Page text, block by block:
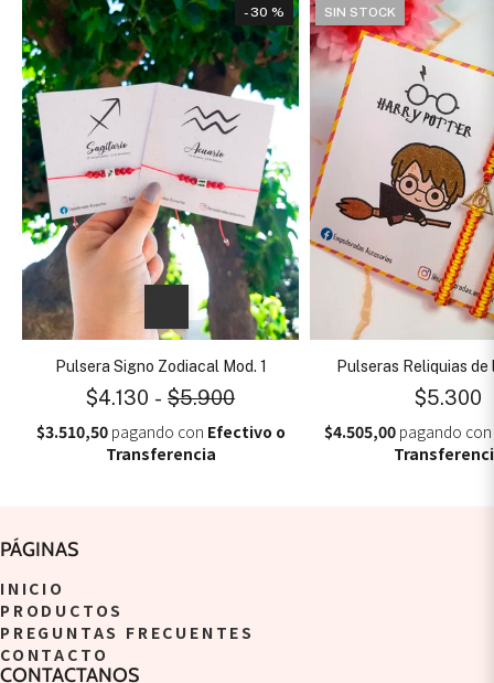
- 30 %
Pulsera Signo Zodiacal Mod. 1
$4.130 - $5.900
$3.510,50pagando con Efectivo o
Transferencia
SIN STOCK
Pulseras Reliquias
$5.300
$4.505,00pagando con
PÁGINAS
INICIO
PRODUCTOS
PREGUNTAS FRECUENTES
CONTACTO
CONTACTANOS